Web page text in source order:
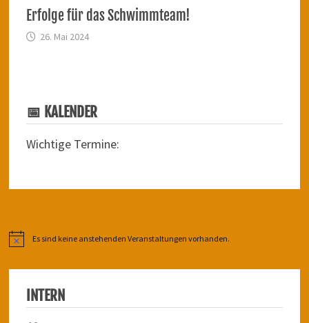
Erfolge für das Schwimmteam!
26. Mai 2024
📅 KALENDER
Wichtige Termine:
HinweisEs sind keine anstehenden Veranstaltungen vorhanden.
INTERN